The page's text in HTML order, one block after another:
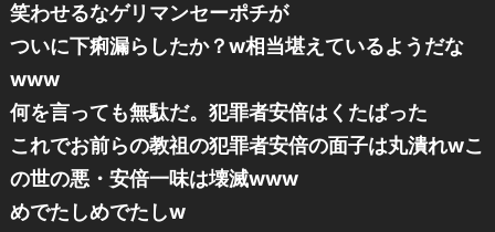
笑わせるなゲリマンセーポチが
ついに下痢漏らしたか？w相当堪えているようだな
www
何を言っても無駄だ。犯罪者安倍はくたばった
これでお前らの教祖の犯罪者安倍の面子は丸潰れwこ
の世の悪・安倍一味は壊滅www
めでたしめでたしw